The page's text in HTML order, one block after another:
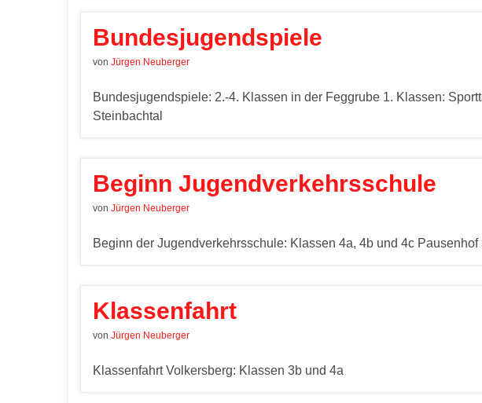
Bundesjugendspiele
von Jürgen Neuberger
Bundesjugendspiele: 2.-4. Klassen in der Feggrube 1. Klassen:
Steinbachtal
Beginn Jugendverkehrsschule
von Jürgen Neuberger
Beginn der Jugendverkehrsschule: Klassen 4a, 4b und 4c Pausenhof
Klassenfahrt
von Jürgen Neuberger
Klassenfahrt Volkersberg: Klassen 3b und 4a